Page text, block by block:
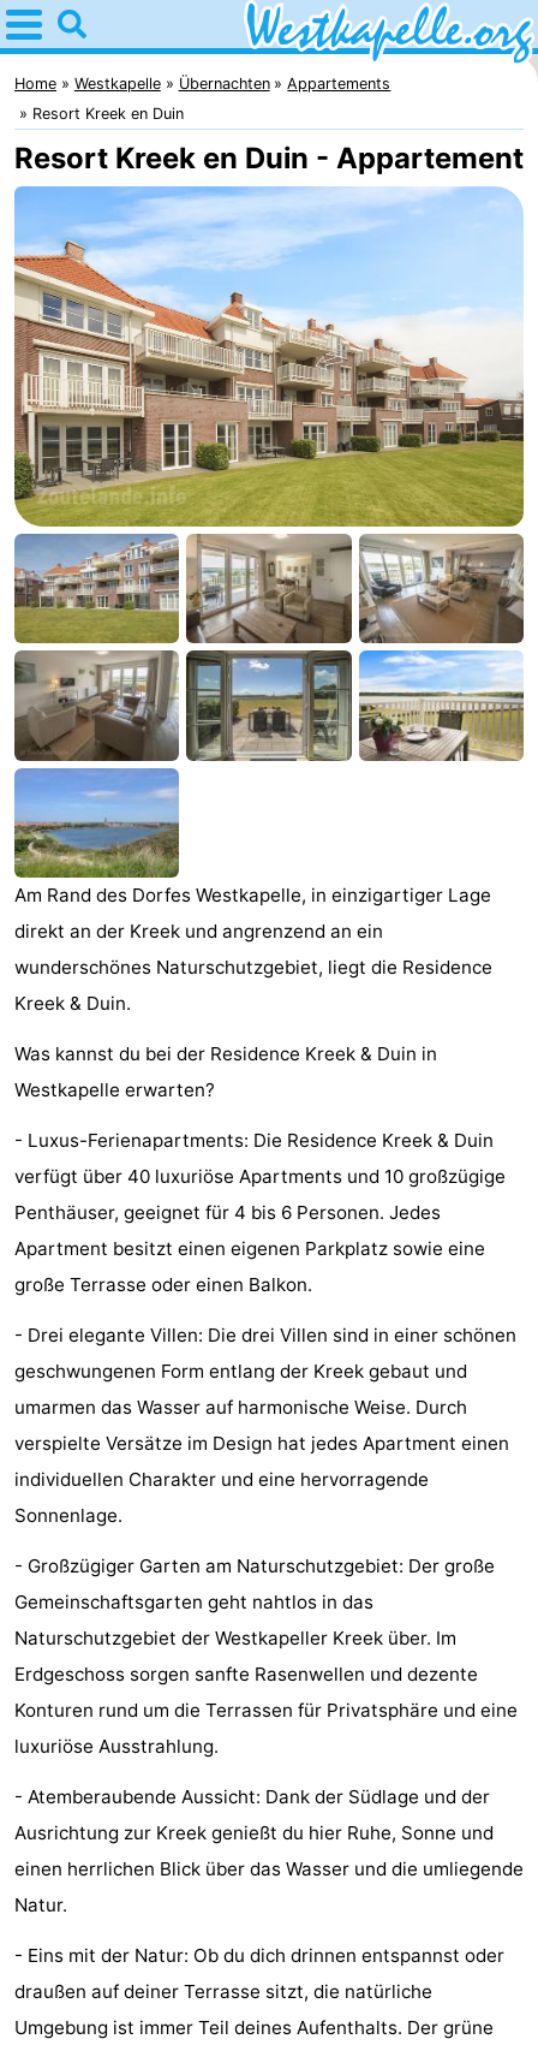
Home
Westkapelle
Tipps
Für
kindern
Übernachten
Appartements
-
Duinweg
-
Résidence
Wijngaerde
Campingplätze
Ferienhäuser
-
Buitenhof
Domburg
-
De
Boomgaard
-
De
Domburg
Joossesweg
-
Résidence
Wijngaerde
Hotels
Lastminutes
Strand
Sehen
Museen
Denkmäler
-
Leuchtturme
Aussichtspunkte
Attraktionen
-
Spielplätze
-
Indoor-
-
Zentren
Dörfer
&
Städte
Natur
Führungen
Sport
Schwimmbader
-
Radfahren
Reiten
-
Home Westkapelle Übernachten
Appartements
Resort Kreek en Duin
Resort Kreek en Duin - Appartement
Am Rand des Dorfes Westkapelle, in einzigartiger Lage
direkt an der Kreek und angrenzend an ein
wunderschönes Naturschutzgebiet, liegt die Residence
Kreek & Duin.
Was kannst du bei der Residence Kreek & Duin in
Westkapelle erwarten?
- Luxus-Ferienapartments: Die Residence Kreek & Duin
verfügt über 40 luxuriöse Apartments und 10 großzügige
Penthäuser, geeignet für 4 bis 6 Personen. Jedes
Apartment besitzt einen eigenen Parkplatz sowie eine
große Terrasse oder einen Balkon.
- Drei elegante Villen: Die drei Villen sind in einer schönen
geschwungenen Form entlang der Kreek gebaut und
umarmen das Wasser auf harmonische Weise. Durch
verspielte Versätze im Design hat jedes Apartment einen
individuellen Charakter und eine hervorragende
Sonnenlage.
- Großzügiger Garten am Naturschutzgebiet: Der große
Gemeinschaftsgarten geht nahtlos in das
Naturschutzgebiet der Westkapeller Kreek über. Im
Erdgeschoss sorgen sanfte Rasenwellen und dezente
Konturen rund um die Terrassen für Privatsphäre und eine
luxuriöse Ausstrahlung.
- Atemberaubende Aussicht: Dank der Südlage und der
Ausrichtung zur Kreek genießt du hier Ruhe, Sonne und
einen herrlichen Blick über das Wasser und die umliegende
Natur.
- Eins mit der Natur: Ob du dich drinnen entspannst oder
draußen auf deiner Terrasse sitzt, die natürliche
Umgebung ist immer Teil deines Aufenthalts. Der grüne